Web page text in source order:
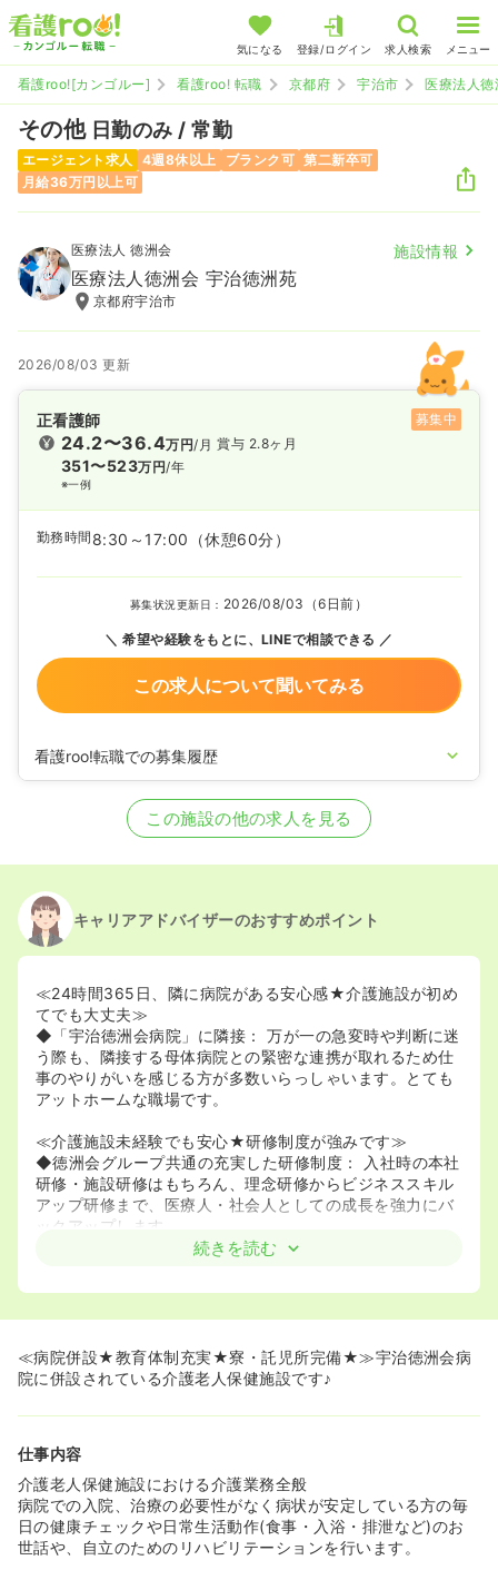
気になる 登録/ログイン 求人検索 メニュー
看護roo![カンゴルー] 看護roo! 転職 京都府 宇治市 医療法人
その他日勤のみ / 常勤
エージェント求人 4週8休以上 ブランク可 第二新卒可
月給36万円以上可
医療法人 徳洲会 施設情報
医療法人徳洲会 宇治徳洲苑
京都府宇治市
2026/08/03 更新
正看護師 募集中
24.2〜36.4万円/月
351〜523万円/年
※一例
賞与 2.8ヶ月
勤務時間 8:30～17:00 （休憩60分）
募集状況更新日： 2026/08/03（6日前）
希望や経験をもとに、LINEで相談できる
この求人について聞いてみる
看護roo!転職での募集履歴
この施設の他の求人を見る
キャリアアドバイザーのおすすめポイント
≪24時間365日、隣に病院がある安心感★介護施設が初め
てでも大丈夫≫
◆「宇治徳洲会病院」に隣接： 万が一の急変時や判断に迷
う際も、隣接する母体病院との緊密な連携が取れるため仕
事のやりがいを感じる方が多数いらっしゃいます。とても
アットホームな職場です。
≪介護施設未経験でも安心★研修制度が強みです≫
◆徳洲会グループ共通の充実した研修制度： 入社時の本社
研修・施設研修はもちろん、理念研修からビジネススキル
アップ研修まで、医療人・社会人としての成長を強力にバ
ックアップします。
◆専門性を高めるスキルアップ研修： 介護現場特有の知識
施。ブランクがある方や施設未経験の方でも、自信を持っ
≪病院と同様の福利厚生♪≫
◆24時間保育施設（定員70名）、病児保育完備！非常勤
◆看護師寮完備！新卒がメインとなっておりますが、入寮
◆徳洲会グループの給与規定に従うので高給与♪住宅手当
も24,000円/月♪持ち家の場合（旦那様名義もしくはご自身
名義）でも支給対象となります！（支給金額はお問い合わ
せ下さい。）
◆最寄の駅から送迎バスを運行しています。車通勤はご相
続きを読む
≪病院併設★教育体制充実★寮・託児所完備★≫宇治徳洲会病
院に併設されている介護老人保健施設です♪
仕事内容
介護老人保健施設における介護業務全般
病院での入院、治療の必要性がなく病状が安定している方の毎
日の健康チェックや日常生活動作(食事・入浴・排泄など)のお
世話や、自立のためのリハビリテーションを行います。